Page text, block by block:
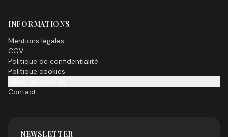
INFORMATIONS
Mentions légales
CGV
Politique de confidentialité
Politique cookies
Contact
NEWSLETTER